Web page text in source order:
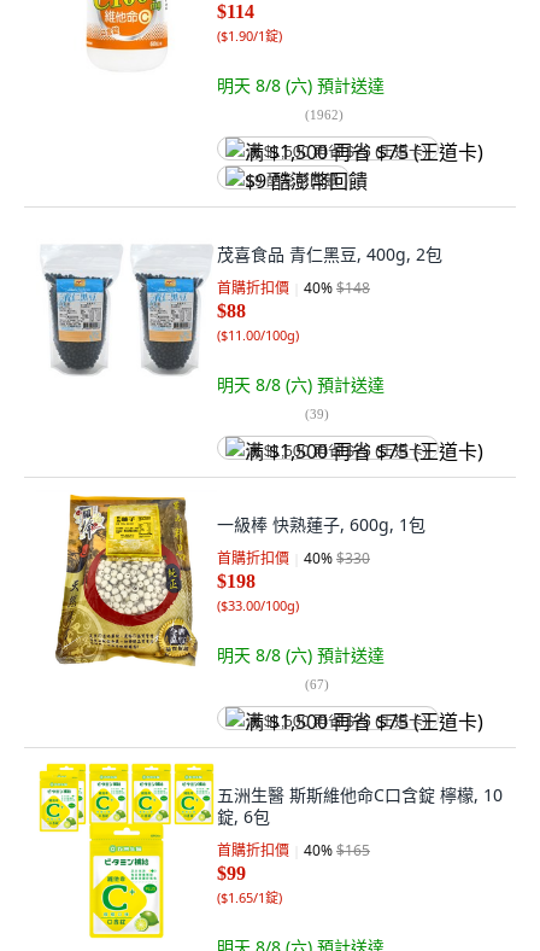
$114
($1.90/1錠)
明天 8/8 (六) 預計送達
(1962)
满 $1,500 再省 $75 (王道卡)
$9 酷澎幣回饋
茂喜食品 青仁黑豆, 400g, 2包
首購折扣價 40%$148
$88
($11.00/100g)
明天 8/8 (六) 預計送達
(39)
满 $1,500 再省 $75 (王道卡)
一級棒 快熟蓮子, 600g, 1包
首購折扣價 40%$330
$198
($33.00/100g)
明天 8/8 (六) 預計送達
(67)
满 $1,500 再省 $75 (王道卡)
五洲生醫 斯斯維他命C口含錠 檸檬, 10
錠, 6包
首購折扣價 40%$165
$99
($1.65/1錠)